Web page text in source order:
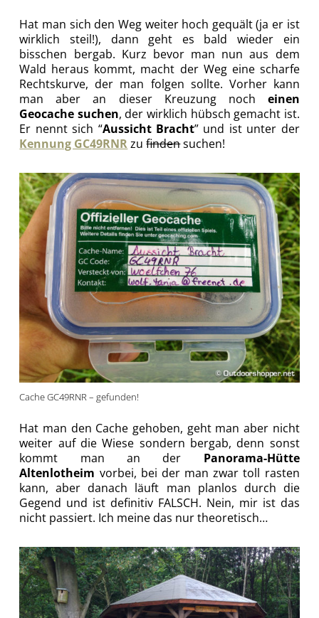
Hat man sich den Weg weiter hoch gequält (ja er ist
wirklich steil!), dann geht es bald wieder ein
bisschen bergab. Kurz bevor man nun aus dem
Wald heraus kommt, macht der Weg eine scharfe
Rechtskurve, der man folgen sollte. Vorher kann
man aber an dieser Kreuzung noch einen
Geocache suchen, der wirklich hübsch gemacht ist.
Er nennt sich “Aussicht Bracht” und ist unter der
Kennung GC49RNRzufindensuchen!
Cache GC49RNR – gefunden!
Hat man den Cache gehoben, geht man aber nicht
weiter auf die Wiese sondern bergab, denn sonst
kommt man an der Panorama-Hütte
Altenlotheim vorbei, bei der man zwar toll rasten
kann, aber danach läuft man planlos durch die
Gegend und ist definitiv FALSCH. Nein, mir ist das
nicht passiert. Ich meine das nur theoretisch…